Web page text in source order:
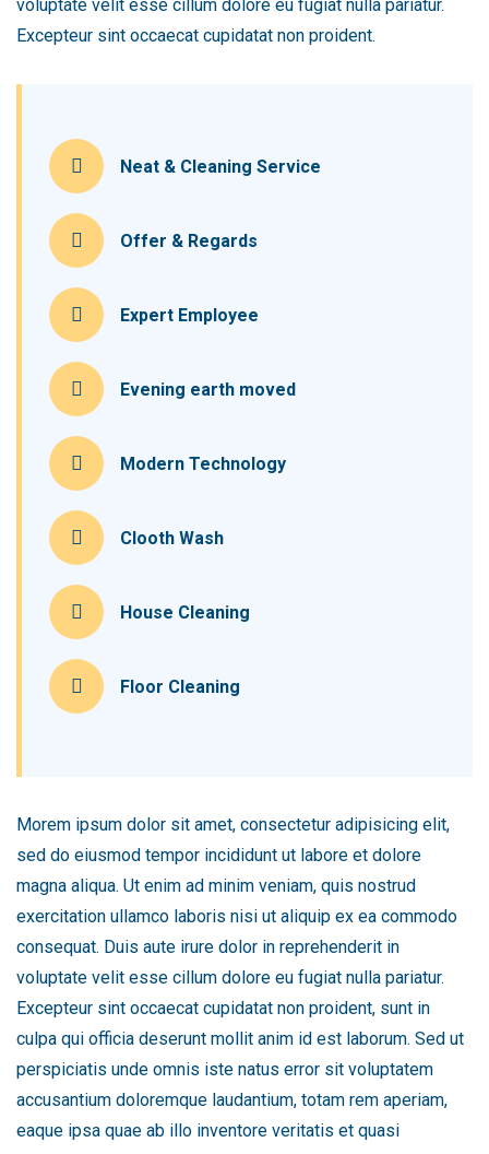
voluptate velit esse cillum dolore eu fugiat nulla pariatur.
Excepteur sint occaecat cupidatat non proident.
Neat & Cleaning Service
Offer & Regards
Expert Employee
Evening earth moved
Modern Technology
Clooth Wash
House Cleaning
Floor Cleaning
Morem ipsum dolor sit amet, consectetur adipisicing elit,
sed do eiusmod tempor incididunt ut labore et dolore
magna aliqua. Ut enim ad minim veniam, quis nostrud
exercitation ullamco laboris nisi ut aliquip ex ea commodo
consequat. Duis aute irure dolor in reprehenderit in
voluptate velit esse cillum dolore eu fugiat nulla pariatur.
Excepteur sint occaecat cupidatat non proident, sunt in
culpa qui officia deserunt mollit anim id est laborum. Sed ut
perspiciatis unde omnis iste natus error sit voluptatem
accusantium doloremque laudantium, totam rem aperiam,
eaque ipsa quae ab illo inventore veritatis et quasi